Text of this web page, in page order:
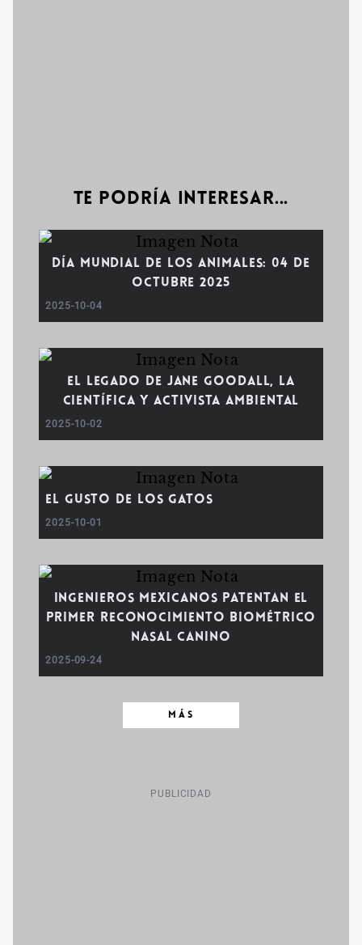
Te podría interesar...
Día mundial de los animales: 04 de
octubre 2025
2025-10-04
El legado de Jane Goodall, la
científica y activista ambiental
2025-10-02
El gusto de los gatos
2025-10-01
Ingenieros mexicanos patentan el
primer reconocimiento biométrico
nasal canino
2025-09-24
MÁS
PUBLICIDAD